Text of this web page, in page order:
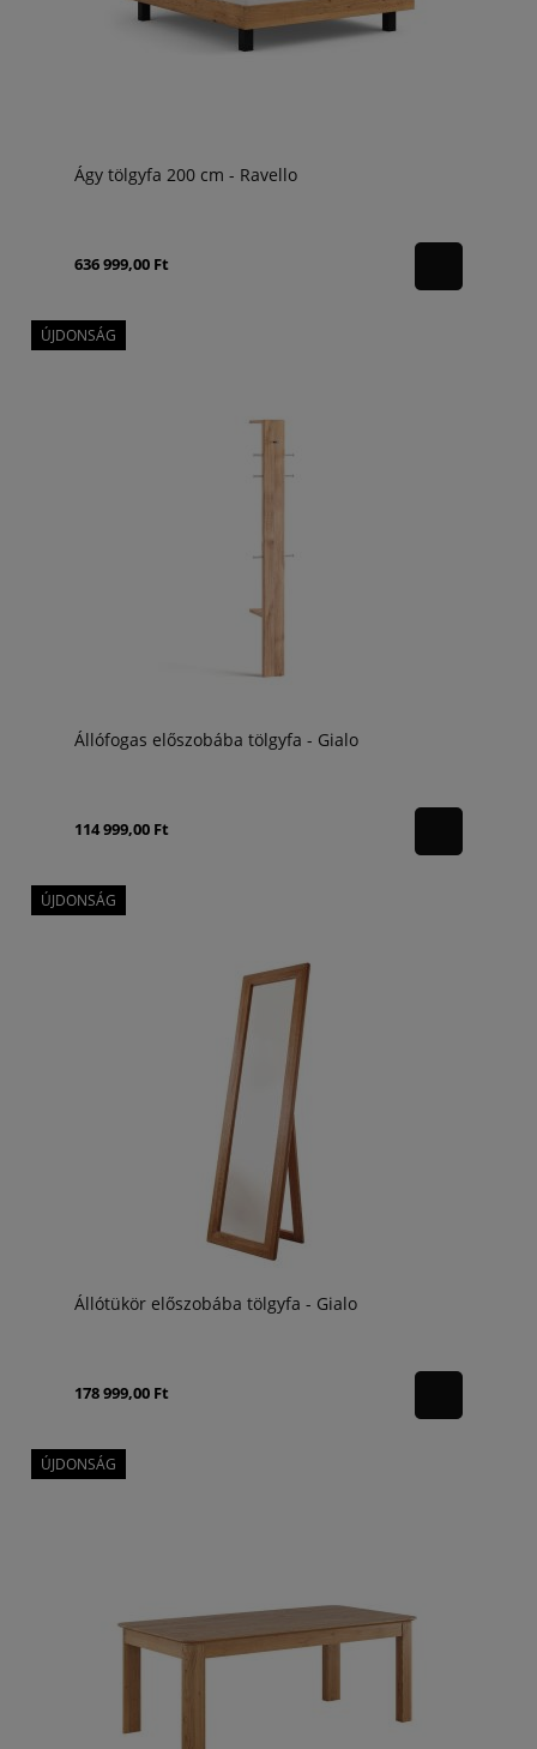
Ágy tölgyfa 200 cm - Ravello
636 999,00 Ft
Állófogas előszobába tölgyfa - Gialo
114 999,00 Ft
ÚJDONSÁG
Állótükör előszobába tölgyfa - Gialo
178 999,00 Ft
ÚJDONSÁG
ÚJDONSÁG